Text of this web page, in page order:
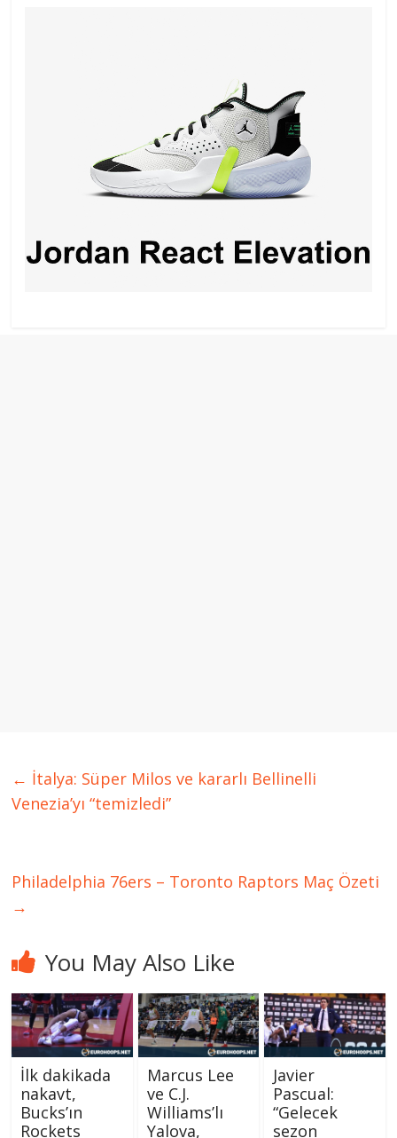
← İtalya: Süper Milos ve kararlı Bellinelli
Venezia’yı “temizledi”
Philadelphia 76ers – Toronto Raptors Maç Özeti
→
You May Also Like
İlk dakikada
nakavt,
Bucks’ın
Rockets
Marcus Lee
ve C.J.
Williams’lı
Yalova,
Javier
Pascual:
“Gelecek
sezon